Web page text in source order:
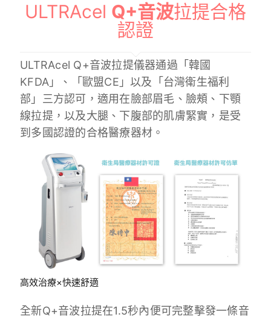
ULTRAcel Q+音波拉提合格
認證
ULTRAcel Q+音波拉提儀器通過「韓國
KFDA」、「歐盟CE」以及「台灣衛生福利
部」三方認可，適用在臉部眉毛、臉頰、下顎
線拉提，以及大腿、下腹部的肌膚緊實，是受
到多國認證的合格醫療器材。
高效治療×快速舒適
全新Q+音波拉提在1.5秒內便可完整擊發一條音